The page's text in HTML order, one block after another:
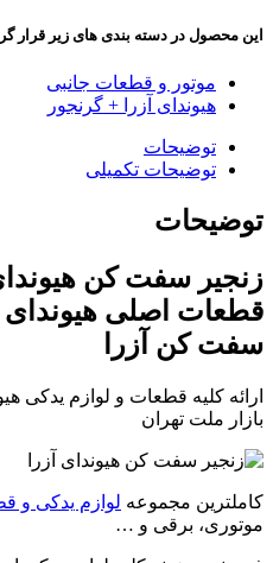
این محصول در دسته بندی های زیر قرار
موتور و قطعات جانبی
هیوندای آزرا + گرنجور
توضیحات
توضیحات تکمیلی
توضیحات
زنجیر سفت کن
قطعات اصلی هیوندای
سفت کن آزرا
بازار ملت تهران
کاملترین مجموعه لوازم یدکی و
موتوری، برقی و …